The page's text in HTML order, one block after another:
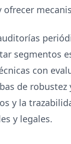
segmentos
con
de
y la
y legales.